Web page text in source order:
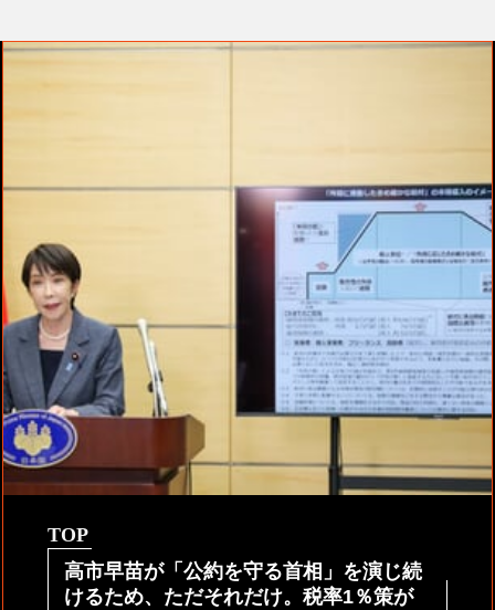
TOP
高市早苗が「公約を守る首相」を演じ続
けるため、ただそれだけ。税率1％策が